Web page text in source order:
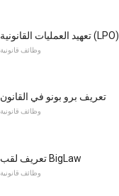
تعهيد العمليات القانونية (LPO)
وظائف قانونية
تعريف برو بونو في القانون
وظائف قانونية
تعريف لقب BigLaw
وظائف قانونية